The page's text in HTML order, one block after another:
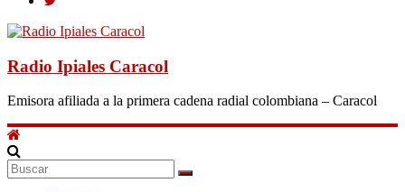
Radio Ipiales Caracol
Emisora afiliada a la primera cadena radial colombiana – Caracol